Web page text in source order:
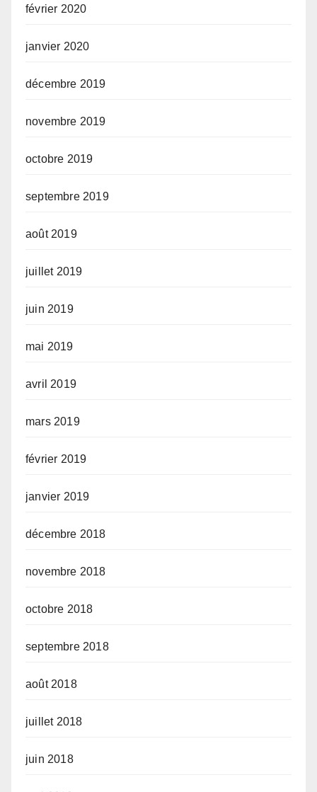
février 2020
janvier 2020
décembre 2019
novembre 2019
octobre 2019
septembre 2019
août 2019
juillet 2019
juin 2019
mai 2019
avril 2019
mars 2019
février 2019
janvier 2019
décembre 2018
novembre 2018
octobre 2018
septembre 2018
août 2018
juillet 2018
juin 2018